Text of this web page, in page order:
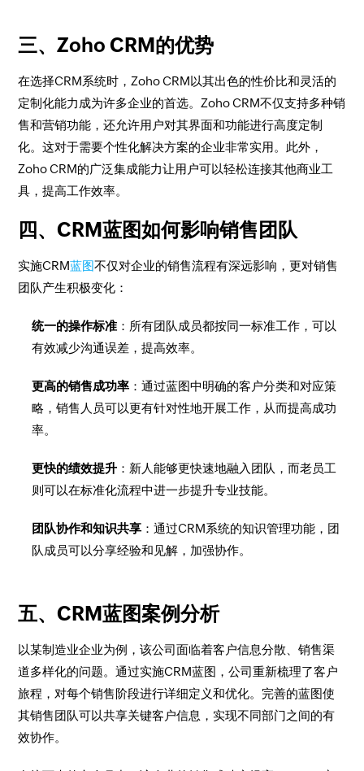
三、Zoho CRM的优势
在选择CRM系统时，Zoho CRM以其出色的性价比和灵活的
定制化能力成为许多企业的首选。Zoho CRM不仅支持多种销
售和营销功能，还允许用户对其界面和功能进行高度定制
化。这对于需要个性化解决方案的企业非常实用。此外，
Zoho CRM的广泛集成能力让用户可以轻松连接其他商业工
具，提高工作效率。
四、CRM蓝图如何影响销售团队
实施CRM蓝图不仅对企业的销售流程有深远影响，更对销售
团队产生积极变化：
统一的操作标准 ：所有团队成员都按同一标准工作，可以
有效减少沟通误差，提高效率。
更高的销售成功率 ：通过蓝图中明确的客户分类和对应策
略，销售人员可以更有针对性地开展工作，从而提高成功
率。
更快的绩效提升 ：新人能够更快速地融入团队，而老员工
则可以在标准化流程中进一步提升专业技能。
团队协作和知识共享 ：通过CRM系统的知识管理功能，团
队成员可以分享经验和见解，加强协作。
五、CRM蓝图案例分析
以某制造业企业为例，该公司面临着客户信息分散、销售渠
道多样化的问题。通过实施CRM蓝图，公司重新梳理了客户
旅程，对每个销售阶段进行详细定义和优化。完善的蓝图使
其销售团队可以共享关键客户信息，实现不同部门之间的有
效协作。